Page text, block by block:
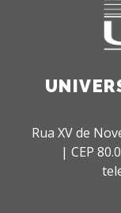
Rua XV de
| CEP